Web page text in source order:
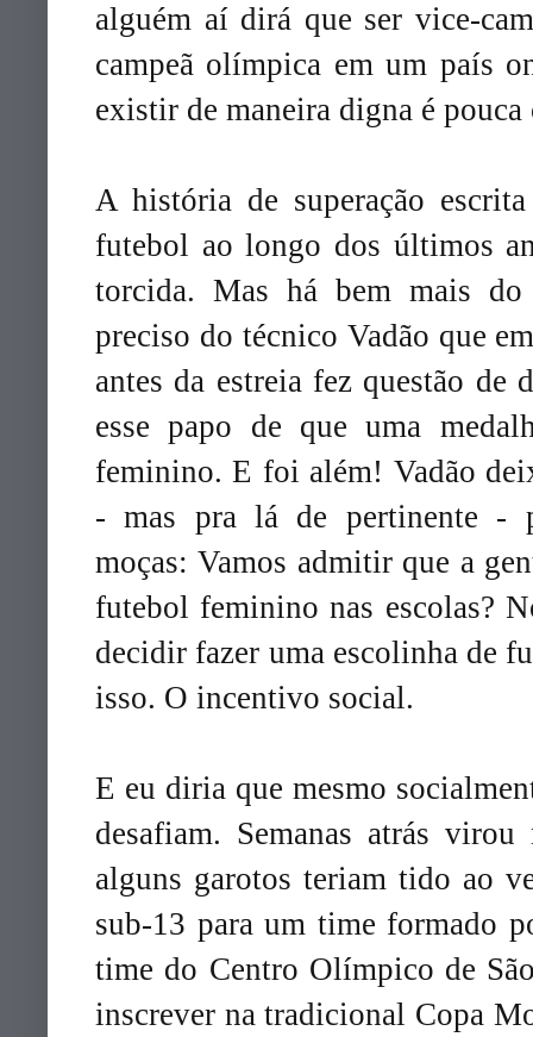
alguém aí dirá que ser vice-
campeã olímpica em um país
existir de maneira digna é
A história de superação
futebol ao longo dos últimos
torcida. Mas há bem mais
preciso do técnico Vadão que
antes da estreia fez questão
esse papo de que uma
feminino. E foi além! Vadão
- mas pra lá de pertinente -
moças: Vamos admitir que a
futebol feminino nas escolas?
decidir fazer uma escolinha de
isso. O incentivo social.
E eu diria que mesmo
desafiam. Semanas atrás
alguns garotos teriam tido ao
sub-13 para um time formado
time do Centro Olímpico de
inscrever na tradicional Copa